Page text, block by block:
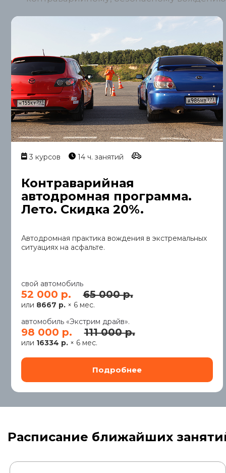
3 курсов 14 ч. занятий
Контраварийная
автодромная программа.
Лето. Скидка 20%.
Автодромная практика вождения в экстремальных
ситуациях на асфальте.
свой автомобиль
52 000 р. 65 000 р.
или 8667 р.× 6 мес.
автомобиль «Экстрим драйв».
98 000 р. 111 000 р.
или 16334 р.× 6 мес.
Расписание ближайших